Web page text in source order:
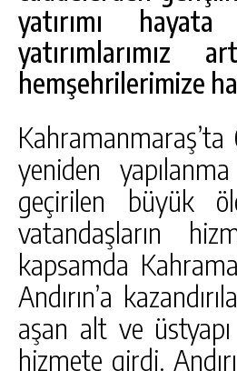
yatırımı
hemşehrilerimize
yeniden
geçirilen büyük
vatandaşların
kapsamda
Andırın’a
aşan alt ve
hizmete girdi.
GÜNLÜK
GÖKSUN HAFIZLIK
ÖĞRENCILERINE